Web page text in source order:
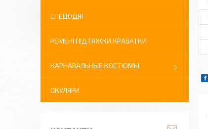
СПЕЦОДЯГ
РЕМЕНІ ПІДТЯЖКИ КРАВАТКИ
КАРНАВАЛЬНЫЕ КОСТЮМЫ
ОКУЛЯРИ